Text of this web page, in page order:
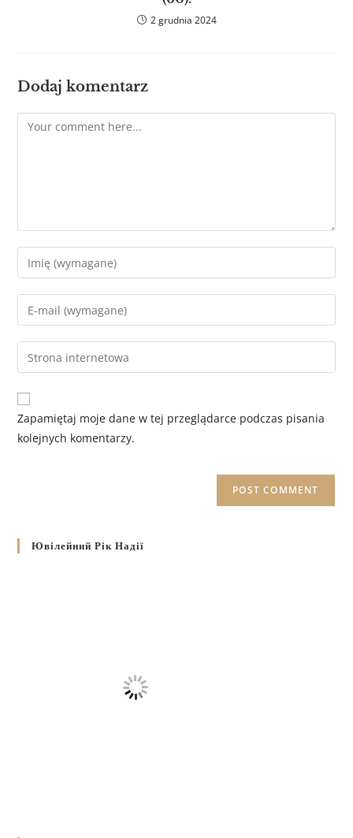
2 grudnia 2024
Dodaj komentarz
Zapamiętaj moje dane w tej przeglądarce podczas pisania
kolejnych komentarzy.
Ювілейний Рік Надії